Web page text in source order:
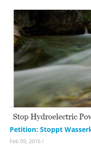
Petition: Stoppt
Feb 09, 2016 /